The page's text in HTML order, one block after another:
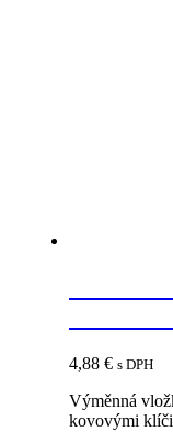
4,88 € s DPH
Výměnná
kovovými